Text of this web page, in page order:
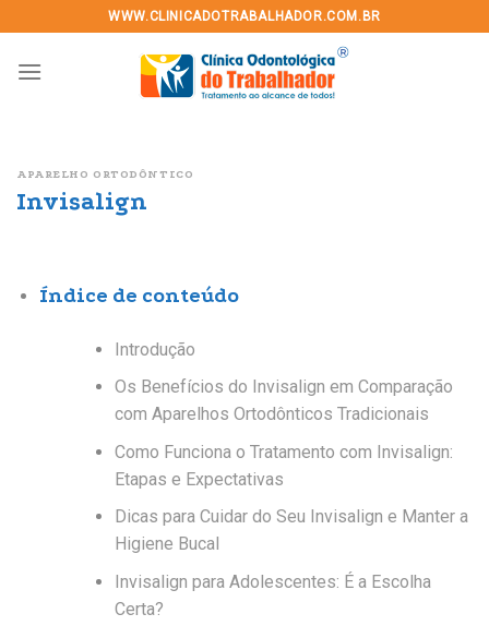
to
content
WWW.CLINICADOTRABALHADOR.COM.BR
APARELHO ORTODÔNTICO
Invisalign
Índice de conteúdo
Introdução
Os Benefícios do Invisalign em Comparação
com Aparelhos Ortodônticos Tradicionais
Como Funciona o Tratamento com Invisalign:
Etapas e Expectativas
Dicas para Cuidar do Seu Invisalign e Manter a
Higiene Bucal
Invisalign para Adolescentes: É a Escolha
Certa?